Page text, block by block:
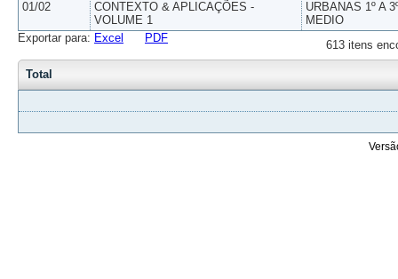
01/02
CONTEXTO & APLICAÇÕES -
VOLUME 1
URBANAS 1º A
MEDIO
613 itens
Exportar para: Excel PDF
Total